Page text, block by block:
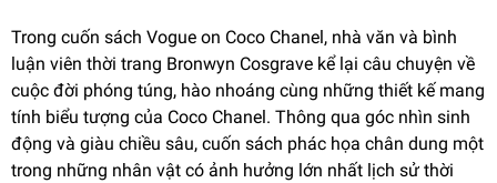
Trong cuốn sách Vogue on Coco Chanel, nhà văn và bình
luận viên thời trang Bronwyn Cosgrave kể lại câu chuyện về
cuộc đời phóng túng, hào nhoáng cùng những thiết kế mang
tính biểu tượng của Coco Chanel. Thông qua góc nhìn sinh
động và giàu chiều sâu, cuốn sách phác họa chân dung một
trong những nhân vật có ảnh hưởng lớn nhất lịch sử thời